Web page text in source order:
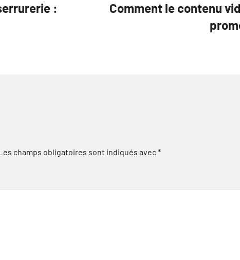
:
Comment le contenu
champs obligatoires sont indiqués avec*